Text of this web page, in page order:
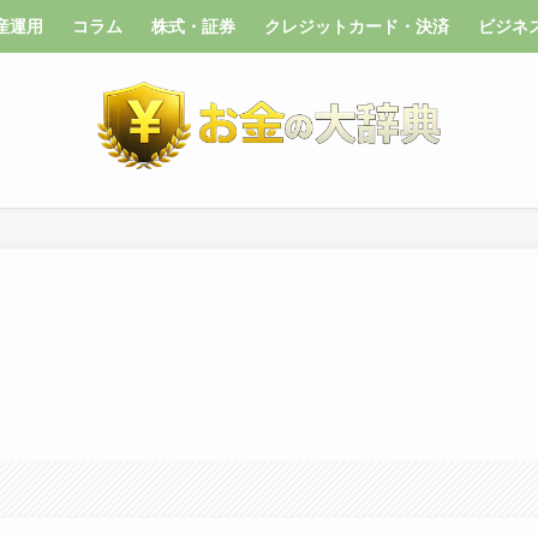
運用 コラム 株式・証券 クレジットカード・決済 ビジネ